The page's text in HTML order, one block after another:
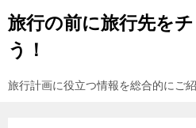
旅行の前に旅行先を
う！
旅行計画に役立つ情報を総合的にご紹